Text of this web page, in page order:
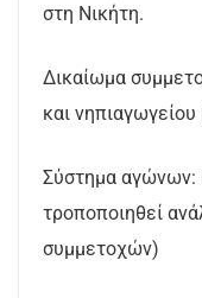
στη Νικήτη.
Δικαίωμα
και
Σύστημα αγώνων:
τροποποιηθεί
συμμετοχών)